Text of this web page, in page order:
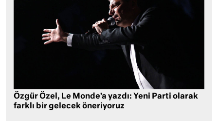
Özgür Özel, Le Monde’a yazdı: Yeni Parti olarak
farklı bir gelecek öneriyoruz